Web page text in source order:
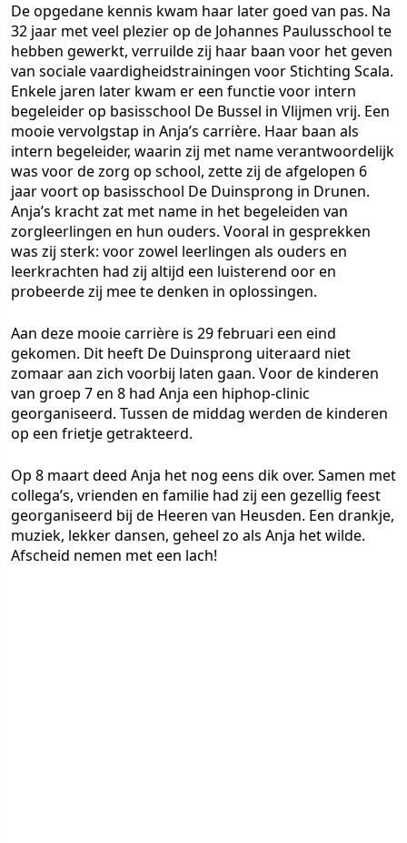
De opgedane kennis kwam haar later goed van pas. Na
32 jaar met veel plezier op de Johannes Paulusschool te
hebben gewerkt, verruilde zij haar baan voor het geven
van sociale vaardigheidstrainingen voor Stichting Scala.
Enkele jaren later kwam er een functie voor intern
begeleider op basisschool De Bussel in Vlijmen vrij. Een
mooie vervolgstap in Anja’s carrière. Haar baan als
intern begeleider, waarin zij met name verantwoordelijk
was voor de zorg op school, zette zij de afgelopen 6
jaar voort op basisschool De Duinsprong in Drunen.
Anja’s kracht zat met name in het begeleiden van
zorgleerlingen en hun ouders. Vooral in gesprekken
was zij sterk: voor zowel leerlingen als ouders en
leerkrachten had zij altijd een luisterend oor en
probeerde zij mee te denken in oplossingen.
Aan deze mooie carrière is 29 februari een eind
gekomen. Dit heeft De Duinsprong uiteraard niet
zomaar aan zich voorbij laten gaan. Voor de kinderen
van groep 7 en 8 had Anja een hiphop-clinic
georganiseerd. Tussen de middag werden de kinderen
op een frietje getrakteerd.
Op 8 maart deed Anja het nog eens dik over. Samen met
collega’s, vrienden en familie had zij een gezellig feest
georganiseerd bij de Heeren van Heusden. Een drankje,
muziek, lekker dansen, geheel zo als Anja het wilde.
Afscheid nemen met een lach!